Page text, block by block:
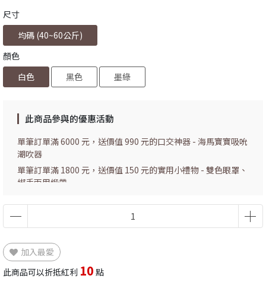
尺寸
均碼 (40~60公斤)
顏色
白色
黑色 墨綠
此商品參與的優惠活動
單筆訂單滿 6000 元，送價值 990 元的口交神器 - 海馬寶寶吸吮
潮吹器
單筆訂單滿 1800 元，送價值 150 元的實用小禮物 - 雙色眼罩、
綁手兩用緞帶
加入最愛
此商品可以折抵紅利 10 點